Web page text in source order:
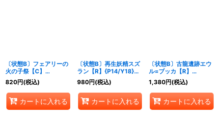
〔状態B〕フェアリーの
火の子祭【C】
{P12/Y16}《自然》
820円(税込)
カートに入れる
〔状態B〕再生妖精スズ
ラン【R】{P14/Y18}
《自然》
980円(税込)
カートに入れる
〔状態B〕古龍遺跡エウ
ル=ブッカ【R】
{P51/Y14}《自然》
1,380円(税込)
カートに入れる